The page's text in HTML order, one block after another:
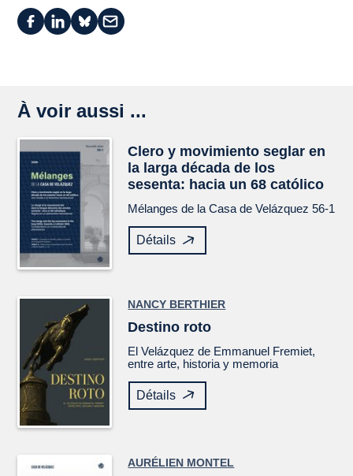
À voir aussi ...
Clero y movimiento seglar en
la larga década de los
sesenta: hacia un 68 católico
Mélanges de la Casa de Velázquez 56-1
Détails
NANCY BERTHIER
Destino roto
ElVelázquez de Emmanuel Fremiet,
entre arte, historia y memoria
Détails
AURÉLIEN MONTEL